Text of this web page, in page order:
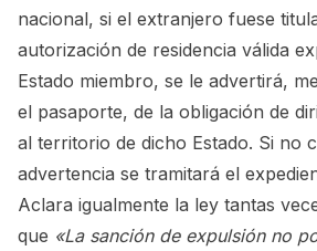
nacional, si el extranjero fuese
autorización de residencia válida
Estado miembro, se le advertirá,
el pasaporte, de la obligación de
al territorio de dicho Estado. Si no
advertencia se tramitará el
Aclara igualmente la ley tantas
que «La sanción de expulsión no